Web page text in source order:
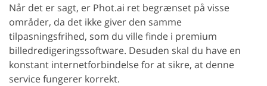
Når det er sagt, er Phot.ai ret begrænset på visse
områder, da det ikke giver den samme
tilpasningsfrihed, som du ville finde i premium
billedredigeringssoftware. Desuden skal du have en
konstant internetforbindelse for at sikre, at denne
service fungerer korrekt.